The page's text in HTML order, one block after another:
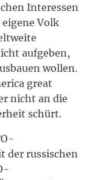
Interessen
Volk
aufgeben,
wollen.
great
nicht an die
schürt.
der russischen